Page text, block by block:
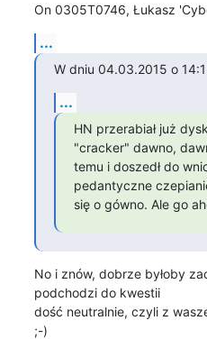
On 0305T0746, Łukasz
...
W dniu 04.03.2015 o
...
HN przerabiał już
"cracker" dawno,
temu i doszedł do
pedantyczne
się o gówno. Ale go
No i znów, dobrze byłoby
podchodzi do kwestii
dość neutralnie, czyli z
;-)